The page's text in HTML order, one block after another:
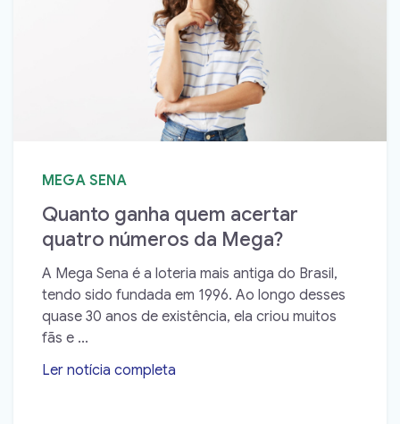
MEGA SENA
Quanto ganha quem acertar
quatro números da Mega?
A Mega Sena é a loteria mais antiga do Brasil,
tendo sido fundada em 1996. Ao longo desses
quase 30 anos de existência, ela criou muitos
fãs e ...
Ler notícia completa